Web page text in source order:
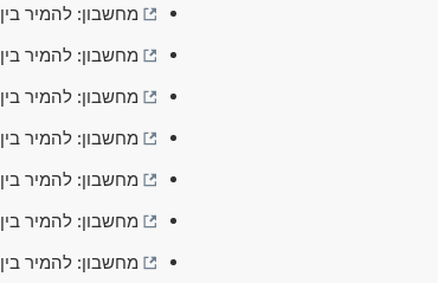
מחשבון: להמיר בין km² לבין da (קילומטר רבוע לבין דציאר)
מחשבון: להמיר בין km² לבין a (קילומטר רבוע לבין אר)
מחשבון: להמיר בין km² לבין Rai (קילומטר רבוע לבין Rai)
מחשבון: להמיר בין km² לבין ha (קילומטר רבוע לבין הקטאר)
מחשבון: להמיר בין km² לבין מורגן מטרי (קילומטר רבוע לבין מורגן מטרי)
מחשבון: להמיר בין km² לבין מורגן דרום אפריקאי (קילומטר רבוע לבין מורגן דרום אפריקאי)
מחשבון: להמיר בין km² לבין Rood (קילומטר רבוע לבין Rood)